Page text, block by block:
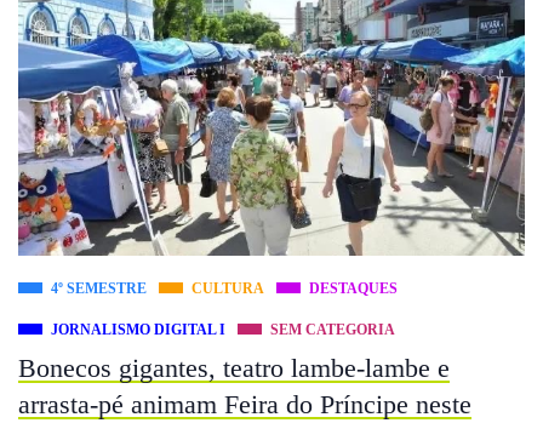
4º SEMESTRE CULTURA DESTAQUES
JORNALISMO DIGITAL I SEM CATEGORIA
Bonecos gigantes, teatro lambe-lambe e
arrasta-pé animam Feira do Príncipe neste